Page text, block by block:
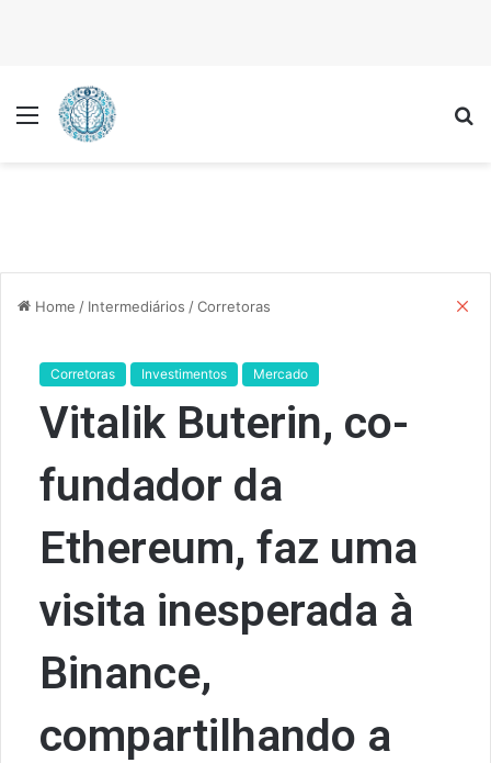
Menu
Home / Intermediários /Corretoras
Corretoras Investimentos Mercado
Vitalik Buterin, co-
fundador da
Ethereum, faz uma
visita inesperada à
Binance,
compartilhando a